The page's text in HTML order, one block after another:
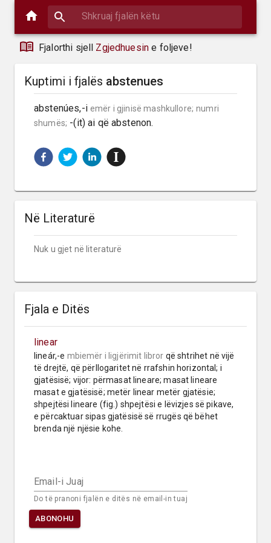
Fjalorthi sjell Zgjedhuesin e foljeve!
Kuptimi i fjalës abstenues
abstenúes,-i emër i gjinisë mashkullore; numri
shumës; -(it) ai që abstenon.
Në Literaturë
Nuk u gjet në literaturë
Fjala e Ditës
linear
lineár,-e mbiemër i ligjërimit libror që shtrihet në vijë
të drejtë, që përllogaritet në rrafshin horizontal; i
gjatësisë; vijor: përmasat lineare; masat lineare
masat e gjatësisë; metër linear metër gjatësie;
shpejtësi lineare (fig.) shpejtësi e lëvizjes së pikave,
e përcaktuar sipas gjatësisë së rrugës që bëhet
brenda një njësie kohe.
Email-i Juaj
Do të pranoni fjalën e ditës në email-in tuaj
ABONOHU